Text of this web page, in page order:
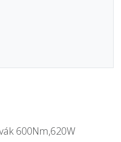
600Nm,620W